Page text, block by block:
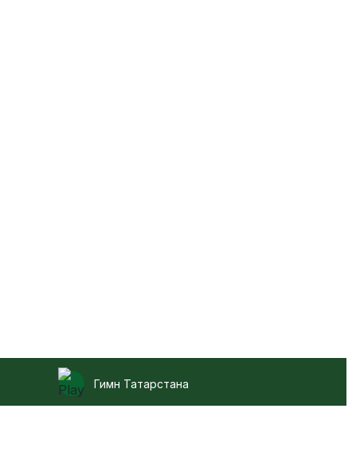
Гимн Татарстана